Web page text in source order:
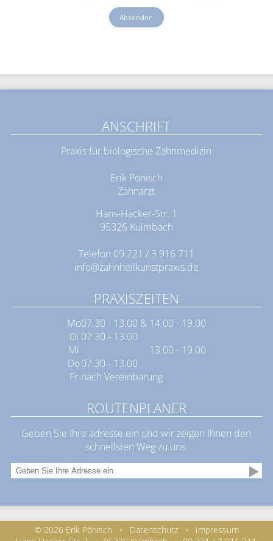
ANSCHRIFT
Praxis für biologische Zahnmedizin
Erik Pönisch
Zahnarzt
Hans-Hacker-Str. 1
95326 Kulmbach
Telefon 09 221 / 3 916 711
info@zahnheilkunstpraxis.de
PRAXISZEITEN
Mo
Di
Mi
Do
Fr
07.30 - 13.00 & 14.00 - 19.00
07.30 - 13.00
13.00 - 19.00
07.30 - 13.00
nach Vereinbarung
ROUTENPLANER
Geben Sie Ihre adresse ein und wir zeigen Ihnen den
schnellsten Weg zu uns.
© 2026 Erik Pönisch • Datenschutz •
Impressum